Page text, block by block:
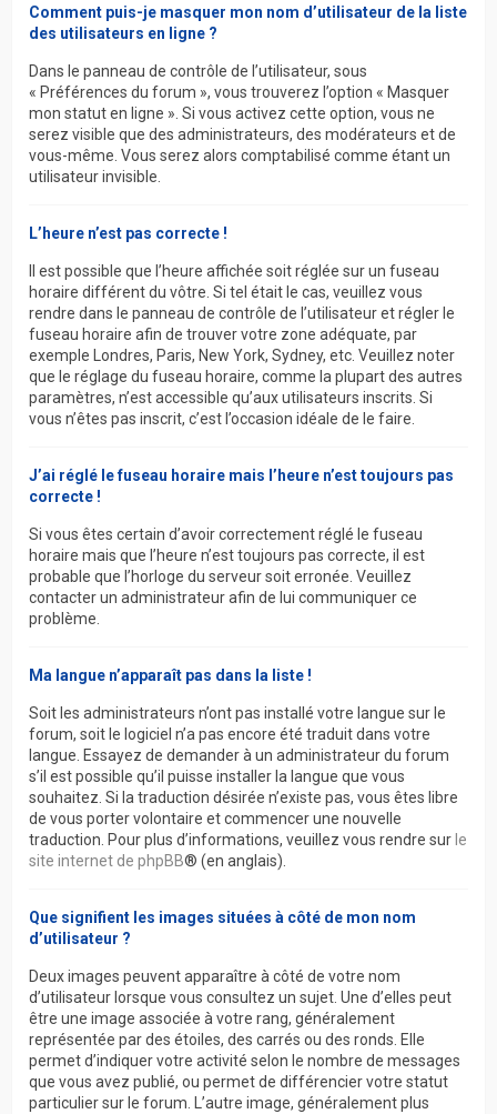
Comment puis-je masquer mon nom d’utilisateur de la liste
des utilisateurs en ligne ?
Dans le panneau de contrôle de l’utilisateur, sous
« Préférences du forum », vous trouverez l’option « Masquer
mon statut en ligne ». Si vous activez cette option, vous ne
serez visible que des administrateurs, des modérateurs et de
vous-même. Vous serez alors comptabilisé comme étant un
utilisateur invisible.
L’heure n’est pas correcte !
Il est possible que l’heure affichée soit réglée sur un fuseau
horaire différent du vôtre. Si tel était le cas, veuillez vous
rendre dans le panneau de contrôle de l’utilisateur et régler le
fuseau horaire afin de trouver votre zone adéquate, par
exemple Londres, Paris, New York, Sydney, etc. Veuillez noter
que le réglage du fuseau horaire, comme la plupart des autres
paramètres, n’est accessible qu’aux utilisateurs inscrits. Si
vous n’êtes pas inscrit, c’est l’occasion idéale de le faire.
J’ai réglé le fuseau horaire mais l’heure n’est toujours pas
correcte !
Si vous êtes certain d’avoir correctement réglé le fuseau
horaire mais que l’heure n’est toujours pas correcte, il est
probable que l’horloge du serveur soit erronée. Veuillez
contacter un administrateur afin de lui communiquer ce
problème.
Ma langue n’apparaît pas dans la liste !
Soit les administrateurs n’ont pas installé votre langue sur le
forum, soit le logiciel n’a pas encore été traduit dans votre
langue. Essayez de demander à un administrateur du forum
s’il est possible qu’il puisse installer la langue que vous
souhaitez. Si la traduction désirée n’existe pas, vous êtes libre
de vous porter volontaire et commencer une nouvelle
traduction. Pour plus d’informations, veuillez vous rendre sur le
site internet de phpBB® (en anglais).
Que signifient les images situées à côté de mon nom
d’utilisateur ?
Deux images peuvent apparaître à côté de votre nom
d’utilisateur lorsque vous consultez un sujet. Une d’elles peut
être une image associée à votre rang, généralement
représentée par des étoiles, des carrés ou des ronds. Elle
permet d’indiquer votre activité selon le nombre de messages
que vous avez publié, ou permet de différencier votre statut
particulier sur le forum. L’autre image, généralement plus